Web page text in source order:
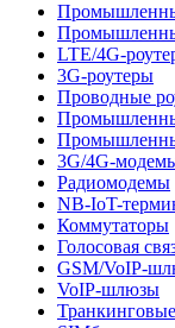
LTE/4G-
3G-роутеры
Проводные
3G/4G-
Радиомодемы
NB-IoT-
Коммутаторы
Голосовая
GSM/VoIP-
VoIP-шлюзы